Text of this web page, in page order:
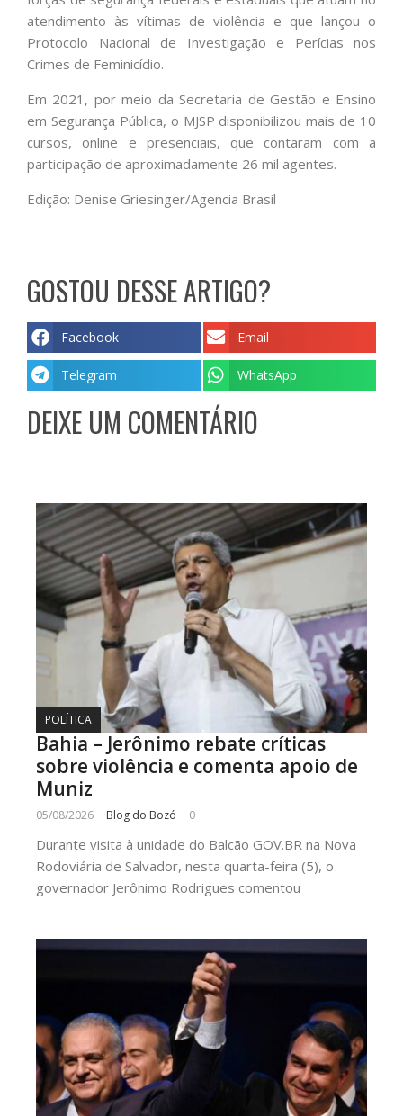
atendimento às vítimas de violência e que lançou o
Protocolo Nacional de Investigação e Perícias nos
Crimes de Feminicídio.
Em 2021, por meio da Secretaria de Gestão e Ensino
em Segurança Pública, o MJSP disponibilizou mais de 10
cursos, online e presenciais, que contaram com a
participação de aproximadamente 26 mil agentes.
Edição: Denise Griesinger/Agencia Brasil
GOSTOU DESSE ARTIGO?
Facebook Email
Telegram WhatsApp
DEIXE UM COMENTÁRIO
POLÍTICA
Bahia – Jerônimo rebate críticas
sobre violência e comenta apoio de
Muniz
05/08/2026 Blog do Bozó 0
Durante visita à unidade do Balcão GOV.BR na Nova
Rodoviária de Salvador, nesta quarta-feira (5), o
governador Jerônimo Rodrigues comentou